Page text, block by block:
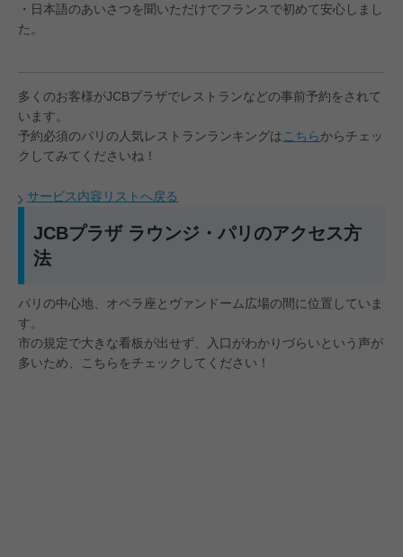
・日本語のあいさつを聞いただけでフランスで初めて安心しまし
た。
多くのお客様がJCBプラザでレストランなどの事前予約をされて
います。
予約必須のパリの人気レストランランキングは こちらからチェッ
クしてみてくださいね！
サービス内容リストへ戻る
JCBプラザ ラウンジ・パリのアクセス方
法
パリの中心地、オペラ座とヴァンドーム広場の間に位置していま
す。
市の規定で大きな看板が出せず、入口がわかりづらいという声が
多いため、こちらをチェックしてください！